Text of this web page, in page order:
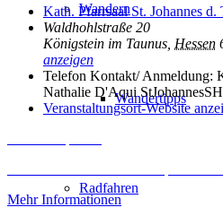
Wandern
Wandertipps
Radfahren
Kath. Pfarrsaal St. Johannes d.
Waldhohlstraße 20
Königstein im Taunus Hessen
anzeigen
Telefon Kontakt/ Anmeldung:
Nathalie D'Aqui
Veranstaltungsort-Website
Mehr Informationen